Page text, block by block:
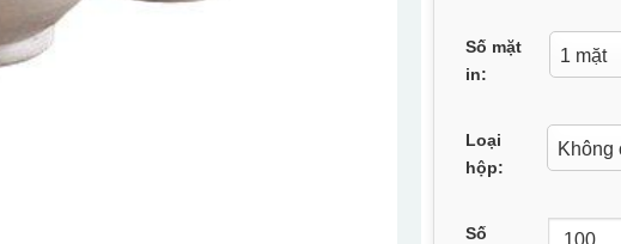
Số mặt
in:
Loại
hộp:
Số